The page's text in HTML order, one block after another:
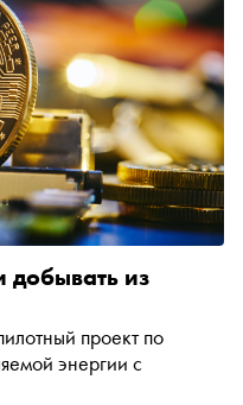
из
проект по
энергии с